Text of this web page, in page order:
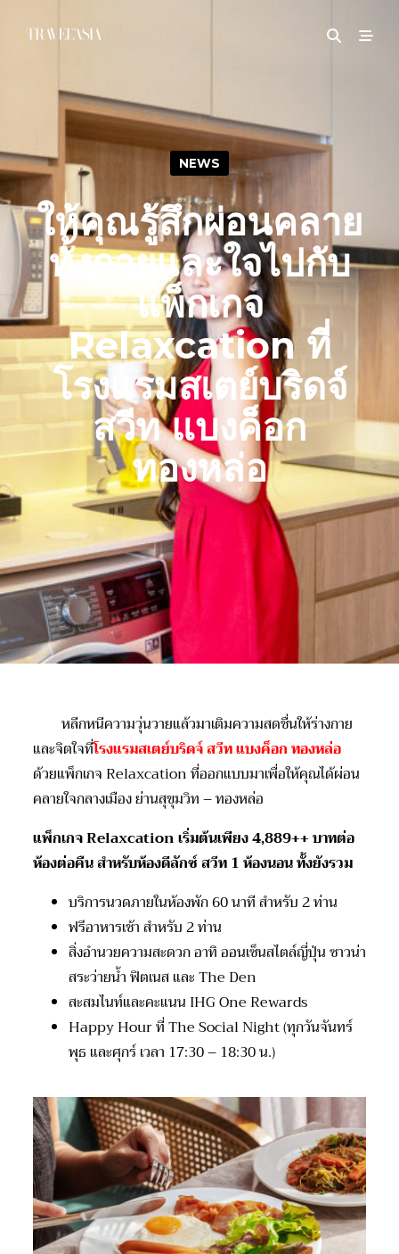
NEWS
ให้คุณรู้สึกผ่อนคลาย
ทั้งกายและใจไปกับ
แพ็กเกจ
Relaxcation ที่
โรงแรมสเตย์บริดจ์
สวีท แบงค็อก
ทองหล่อ
หลีกหนีความวุ่นวายแล้วมาเติมความสดชื่นให้ร่างกาย
และจิตใจที่โรงแรมสเตย์บริดจ์ สวีท แบงค็อก ทองหล่อ
ด้วยแพ็กเกจ Relaxcation ที่ออกแบบมาเพื่อให้คุณได้ผ่อน
คลายใจกลางเมือง ย่านสุขุมวิท – ทองหล่อ
แพ็กเกจ Relaxcation เริ่มต้นเพียง 4,889++ บาทต่อ
ห้องต่อคืน สำหรับห้องดีลักซ์ สวีท 1 ห้องนอน ทั้งยังรวม
บริการนวดภายในห้องพัก 60 นาที สำหรับ 2 ท่าน
ฟรีอาหารเช้า สำหรับ 2 ท่าน
สิ่งอำนวยความสะดวก อาทิ ออนเซ็นสไตล์ญี่ปุ่น ซาวน่า
สระว่ายน้ำ ฟิตเนส และ The Den
สะสมไนท์และคะแนน IHG One Rewards
Happy Hour ที่ The Social Night (ทุกวันจันทร์
พุธ และศุกร์ เวลา 17:30 – 18:30 น.)